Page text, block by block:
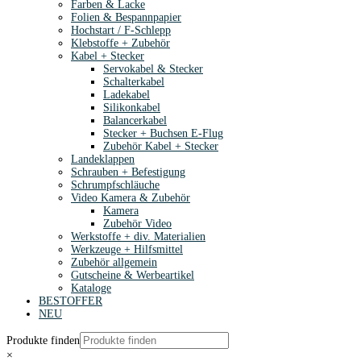
Farben & Lacke
Folien & Bespannpapier
Hochstart / F-Schlepp
Klebstoffe + Zubehör
Kabel + Stecker
Servokabel & Stecker
Schalterkabel
Ladekabel
Silikonkabel
Balancerkabel
Stecker + Buchsen E-Flug
Zubehör Kabel + Stecker
Landeklappen
Schrauben + Befestigung
Schrumpfschläuche
Video Kamera & Zubehör
Kamera
Zubehör Video
Werkstoffe + div. Materialien
Werkzeuge + Hilfsmittel
Zubehör allgemein
Gutscheine & Werbeartikel
Kataloge
BESTOFFER
NEU
Produkte finden
×